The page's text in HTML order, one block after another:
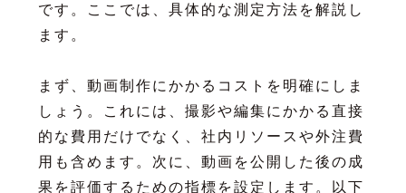
です。ここでは、具体的な測定方法を解説し
ます。
まず、動画制作にかかるコストを明確にしま
しょう。これには、撮影や編集にかかる直接
的な費用だけでなく、社内リソースや外注費
用も含めます。次に、動画を公開した後の成
果を評価するための指標を設定します。以下